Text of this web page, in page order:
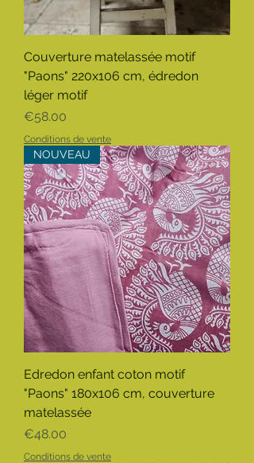
Couverture matelassée motif
"Paons" 220x106 cm, édredon
léger motif
Price
€58.00
Conditions de vente
NOUVEAU
Edredon enfant coton motif
"Paons" 180x106 cm, couverture
matelassée
Price
€48.00
Conditions de vente